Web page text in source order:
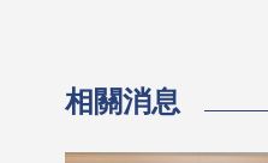
相關消息